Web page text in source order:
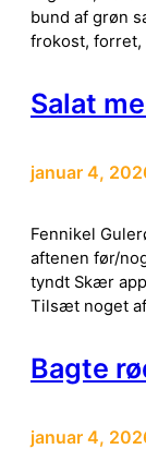
bund af grøn
frokost,
Salat
januar 4,
Fennikel
aftenen før/
tyndt Skær
Tilsæt noget
Bagte
januar 4,